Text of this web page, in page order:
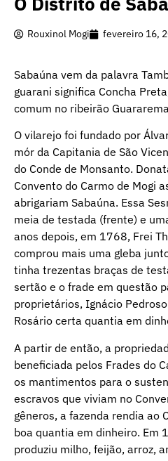
Rouxinol Mogi fevereiro 16,
Sabaúna vem da palavra
guarani significa Concha
comum no ribeirão
O vilarejo foi fundado por
mór da Capitania de São
do Conde de Monsanto.
Convento do Carmo de Mogi
abrigariam Sabaúna. Essa
meia de testada (frente) e
anos depois, em 1768, Frei
comprou mais uma gleba
tinha trezentas braças de
sertão e o frade em questão
proprietários, Ignácio
Rosário certa quantia em
A partir de então, a
beneficiada pelos Frades do
os mantimentos para o
escravos que viviam no
gêneros, a fazenda rendia ao
boa quantia em dinheiro. Em
produziu milho, feijão, arroz,